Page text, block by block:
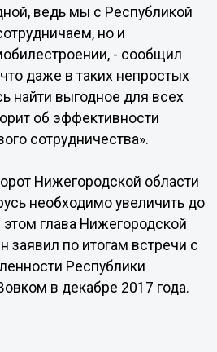
ведь мы с Республикой
но и
- сообщил
даже в таких непростых
найти выгодное для всех
об эффективности
сотрудничества».
Нижегородской области
необходимо увеличить до
глава Нижегородской
заявил по итогам встречи с
Республики
в декабре 2017 года.